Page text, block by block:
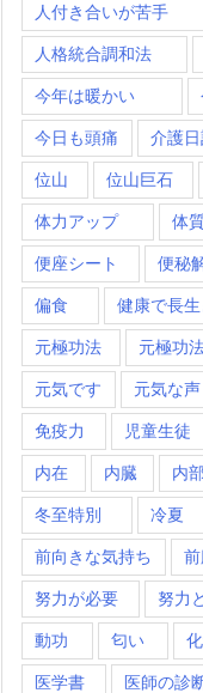
人付き合いが苦手
人格統合調和法
今年は暖かい
今日も頭痛 介護
位山 位山巨石
体力アップ 体
便座シート 便秘
偏食 健康で長生
元極功法 元極功
元気です 元気な声
免疫力 児童生徒
内在 内臓 内
冬至特別 冷夏
前向きな気持ち
努力が必要 努力
動功 匂い
医学書 医師の診